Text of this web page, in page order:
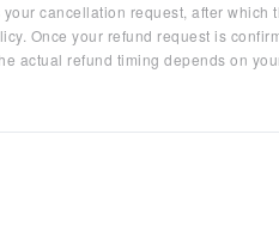
cancellation request, after
Once your refund request is
actual refund timing depends on